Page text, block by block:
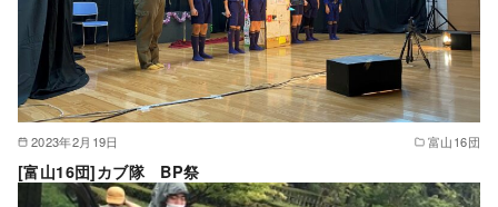
2023年2月19日 富山16団
[富山16団]カブ隊 BP祭